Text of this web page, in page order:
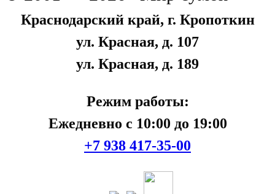
Краснодарский край, г. Кропоткин
ул. Красная, д. 107
ул. Красная, д. 189
Режим работы:
Ежедневно с 10:00 до 19:00
+7 938 417-35-00